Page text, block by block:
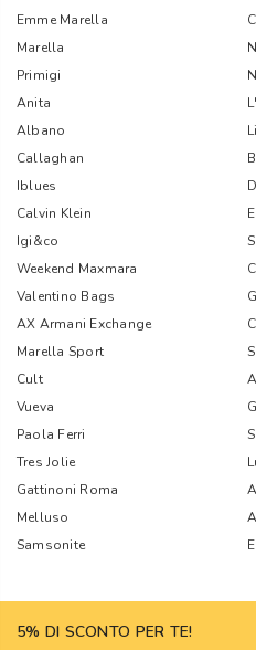
Emme Marella
Marella
Primigi
Anita
Albano
Callaghan
Iblues
Calvin Klein
Igi&co
Weekend Maxmara
Valentino Bags
AX Armani Exchange
Marella Sport
Cult
Vueva
Paola Ferri
Tres Jolie
Gattinoni Roma
Melluso
Samsonite
5% DI SCONTO PER TE!